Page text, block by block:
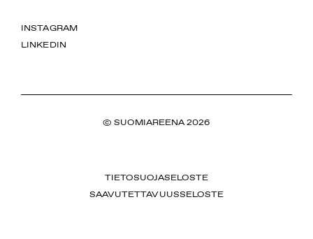
INSTAGRAM
LINKEDIN
© SUOMIAREENA 2026
TIETOSUOJASELOSTE
SAAVUTETTAVUUSSELOSTE